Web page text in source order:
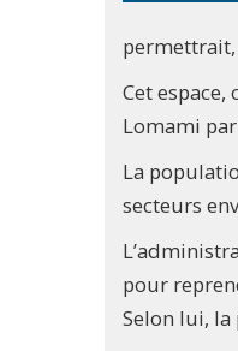
Cet
Lomami
La
secteurs
pour
Selon lui,